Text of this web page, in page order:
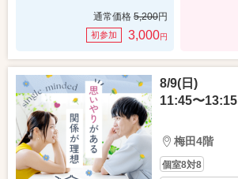
通常価格 5,200円
初参加 3,000円
8/9(日)
11:45〜13:15
梅田4階
個室8対8